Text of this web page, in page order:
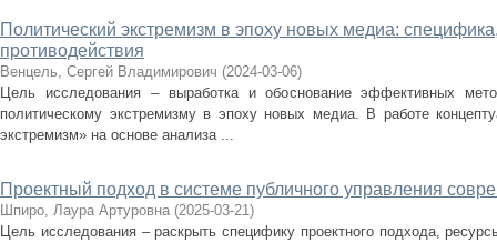
Политический экстремизм в эпоху новых медиа:
противодействия
Венцель, Сергей Владимирович (2024-03-06)
Цель исследования – выработка и обоснование эффективных
политическому экстремизму в эпоху новых медиа. В работе
экстремизм» на основе анализа ...
Проектный подход в системе публичного управления
Шпиро, Лаура Артуровна (2025-03-21)
Цель исследования – раскрыть специфику проектного подхода,